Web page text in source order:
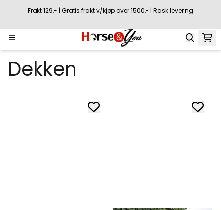
Hopp til innhold
Frakt 129,- | Gratis frakt v/kjøp over 1500,- | Rask levering
Dekken